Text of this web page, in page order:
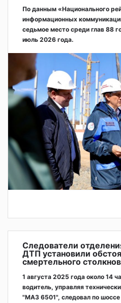
По данным «Национального
информационных
седьмое место среди глав 88
июль 2026 года.
Следователи
ДТП установили
смертельного
1 августа 2025 года около 14
водитель, управляя
"МАЗ 6501", следовал по шоссе